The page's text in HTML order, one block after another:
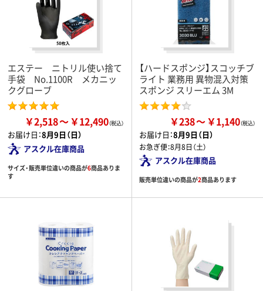
エステー ニトリル使い捨て
手袋 No.1100R メカニッ
クグローブ
￥2,518 ￥12,490
お届け日：8月9日（日）
アスクル在庫商品
サイズ・販売単位違いの商品が6商品ありま
す
【ハードスポンジ】スコッチブ
ライト 業務用 異物混入対策
スポンジ スリーエム 3M
￥238 ￥1,140
お届け日：8月9日（日）
お急ぎ便：8月8日（土）
アスクル在庫商品
販売単位違いの商品が2商品あります